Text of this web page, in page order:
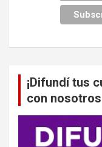
¡Difundí tus
con